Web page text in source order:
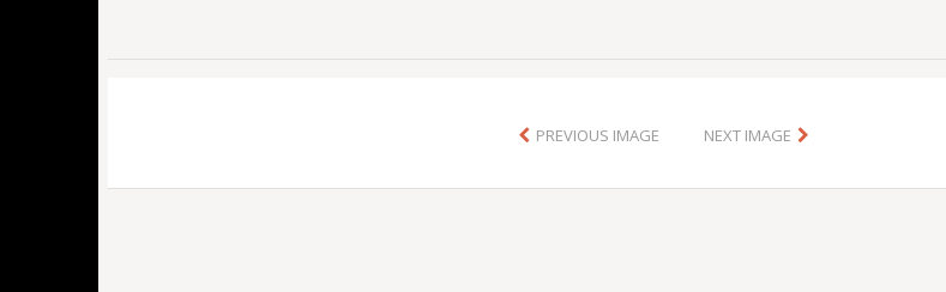
PREVIOUS IMAGE NEXT IMAGE